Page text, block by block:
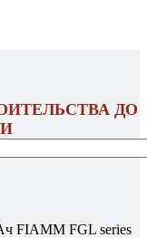
ДО
FIAMM FGL series